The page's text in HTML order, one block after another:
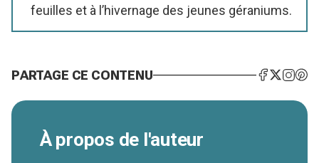
feuilles et à l’hivernage des jeunes géraniums.
PARTAGE CE CONTENU
À propos de l'auteur